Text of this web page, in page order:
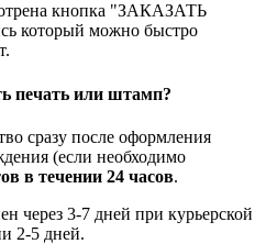
кнопка "ЗАКАЗАТЬ
который можно быстро
печать или штамп?
сразу после оформления
(если необходимо
в течении 24 часов.
через 3-7 дней при курьерской
2-5 дней.